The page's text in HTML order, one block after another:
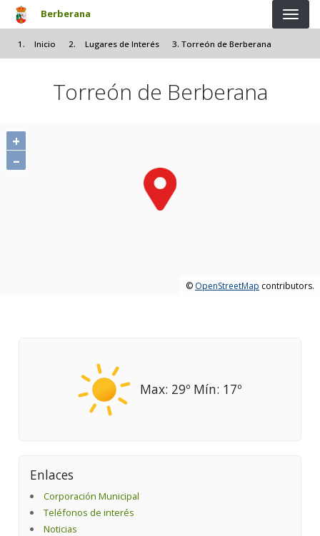
Pasar al contenido principal
Berberana
Inicio Lugares de Interés Torreón de Berberana
Torreón de Berberana
+
–
© OpenStreetMap contributors.
Max: 29º Mín: 17º
Enlaces
Corporación Municipal
Teléfonos de interés
Noticias